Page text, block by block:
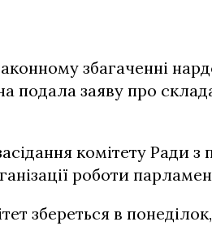
збагаченні
подала заяву про
комітету Ради з
роботи
збереться в